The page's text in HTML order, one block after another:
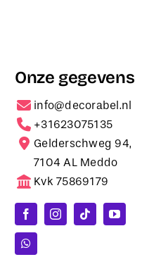
Onze gegevens
info@decorabel.nl
+31623075135
Gelderschweg 94,
7104 AL Meddo
Kvk 75869179